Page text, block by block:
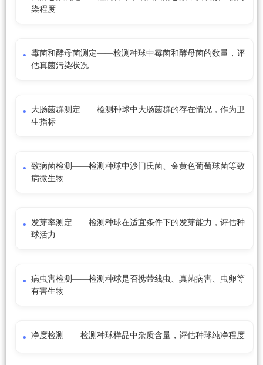
染程度
霉菌和酵母菌测定——检测种球中霉菌和酵母菌的数量，评
估真菌污染状况
大肠菌群测定——检测种球中大肠菌群的存在情况，作为卫
生指标
致病菌检测——检测种球中沙门氏菌、金黄色葡萄球菌等致
病微生物
发芽率测定——检测种球在适宜条件下的发芽能力，评估种
球活力
病虫害检测——检测种球是否携带线虫、真菌病害、虫卵等
有害生物
净度检测——检测种球样品中杂质含量，评估种球纯净程度